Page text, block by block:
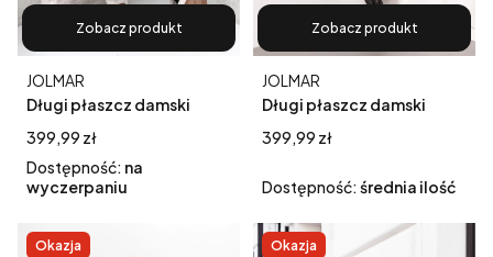
Zobacz produkt
Długi płaszcz damski
baranek ecru
Producent
JOLMAR
Cena
399,99 zł
Dostępność: na
wyczerpaniu
Zobacz produkt
Długi płaszcz damski
baranek czekolada
Producent
JOLMAR
Cena
399,99 zł
Dostępność: średnia ilość
Okazja Okazja